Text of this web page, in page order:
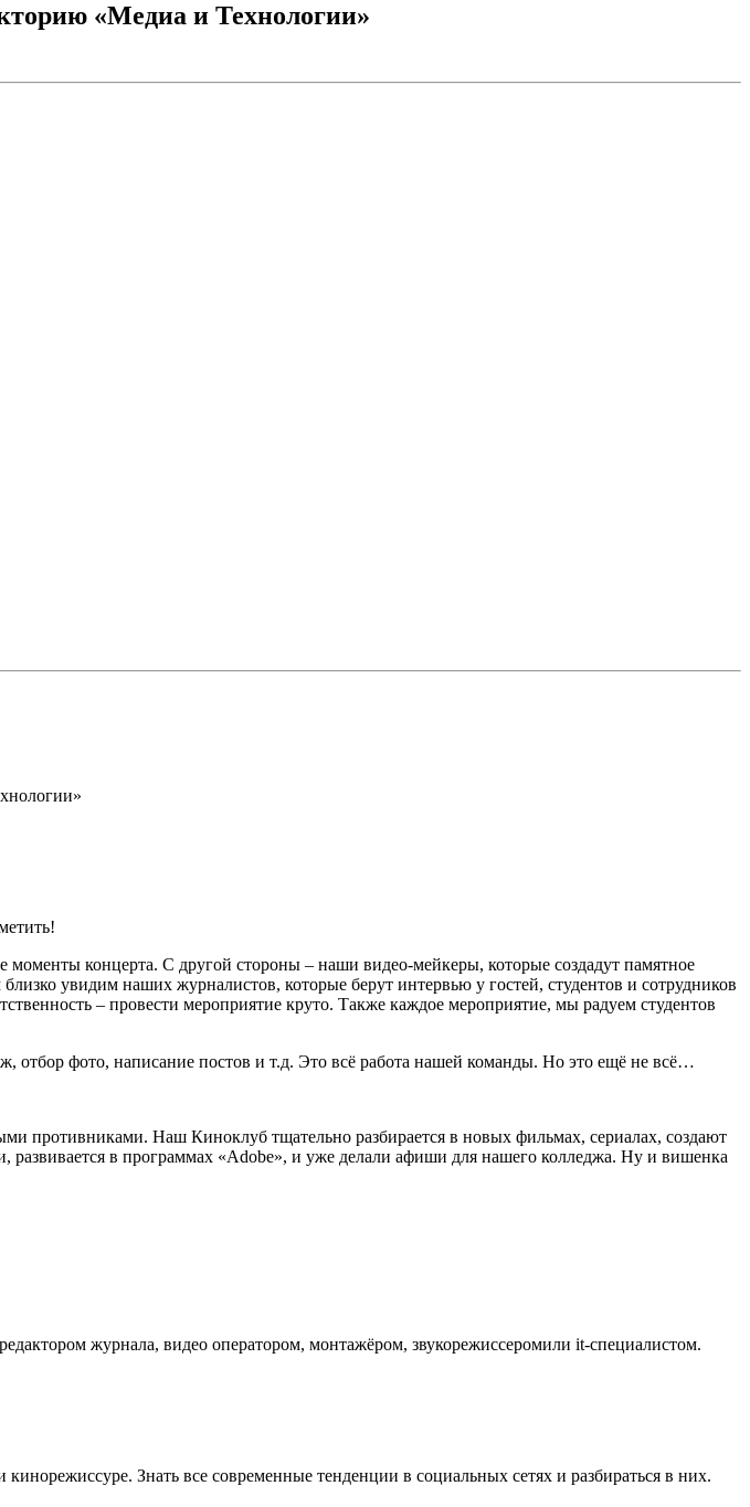
«Медиа и Технологии»
концерта. С другой стороны – наши видео-мейкеры, которые создадут памятное
увидим наших журналистов, которые берут интервью у гостей, студентов и сотрудников
– провести мероприятие круто. Также каждое мероприятие, мы радуем студентов
отбор фото, написание постов и т.д. Это всё работа нашей команды. Но это ещё не всё…
противниками. Наш Киноклуб тщательно разбирается в новых фильмах, сериалах, создают
в программах «Adobe», и уже делали афиши для нашего колледжа. Ну и вишенка
журнала, видео оператором, монтажёром, звукорежиссеромили it-специалистом.
Знать все современные тенденции в социальных сетях и разбираться в них.